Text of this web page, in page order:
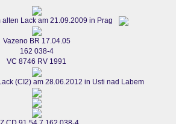
Lack am 21.09.2009 in Prag
Vazeno BR 17.04.05
162 038-4
VC 8746 RV 1991
(CI2) am 28.06.2012 in Usti nad Labem